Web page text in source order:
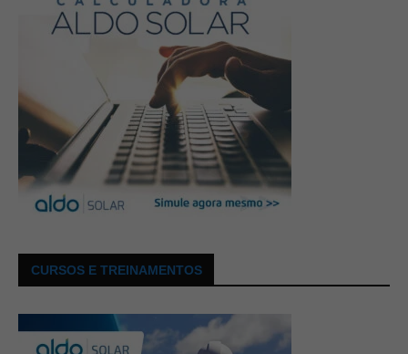
CURSOS E TREINAMENTOS